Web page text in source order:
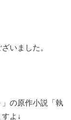
いました。
の原作小説「執
よ↓